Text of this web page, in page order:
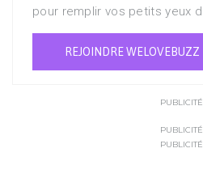
pour remplir vos petits yeux
REJOINDRE WELOVEBUZZ
PUBLICITÉ
PUBLICITÉ
PUBLICITÉ